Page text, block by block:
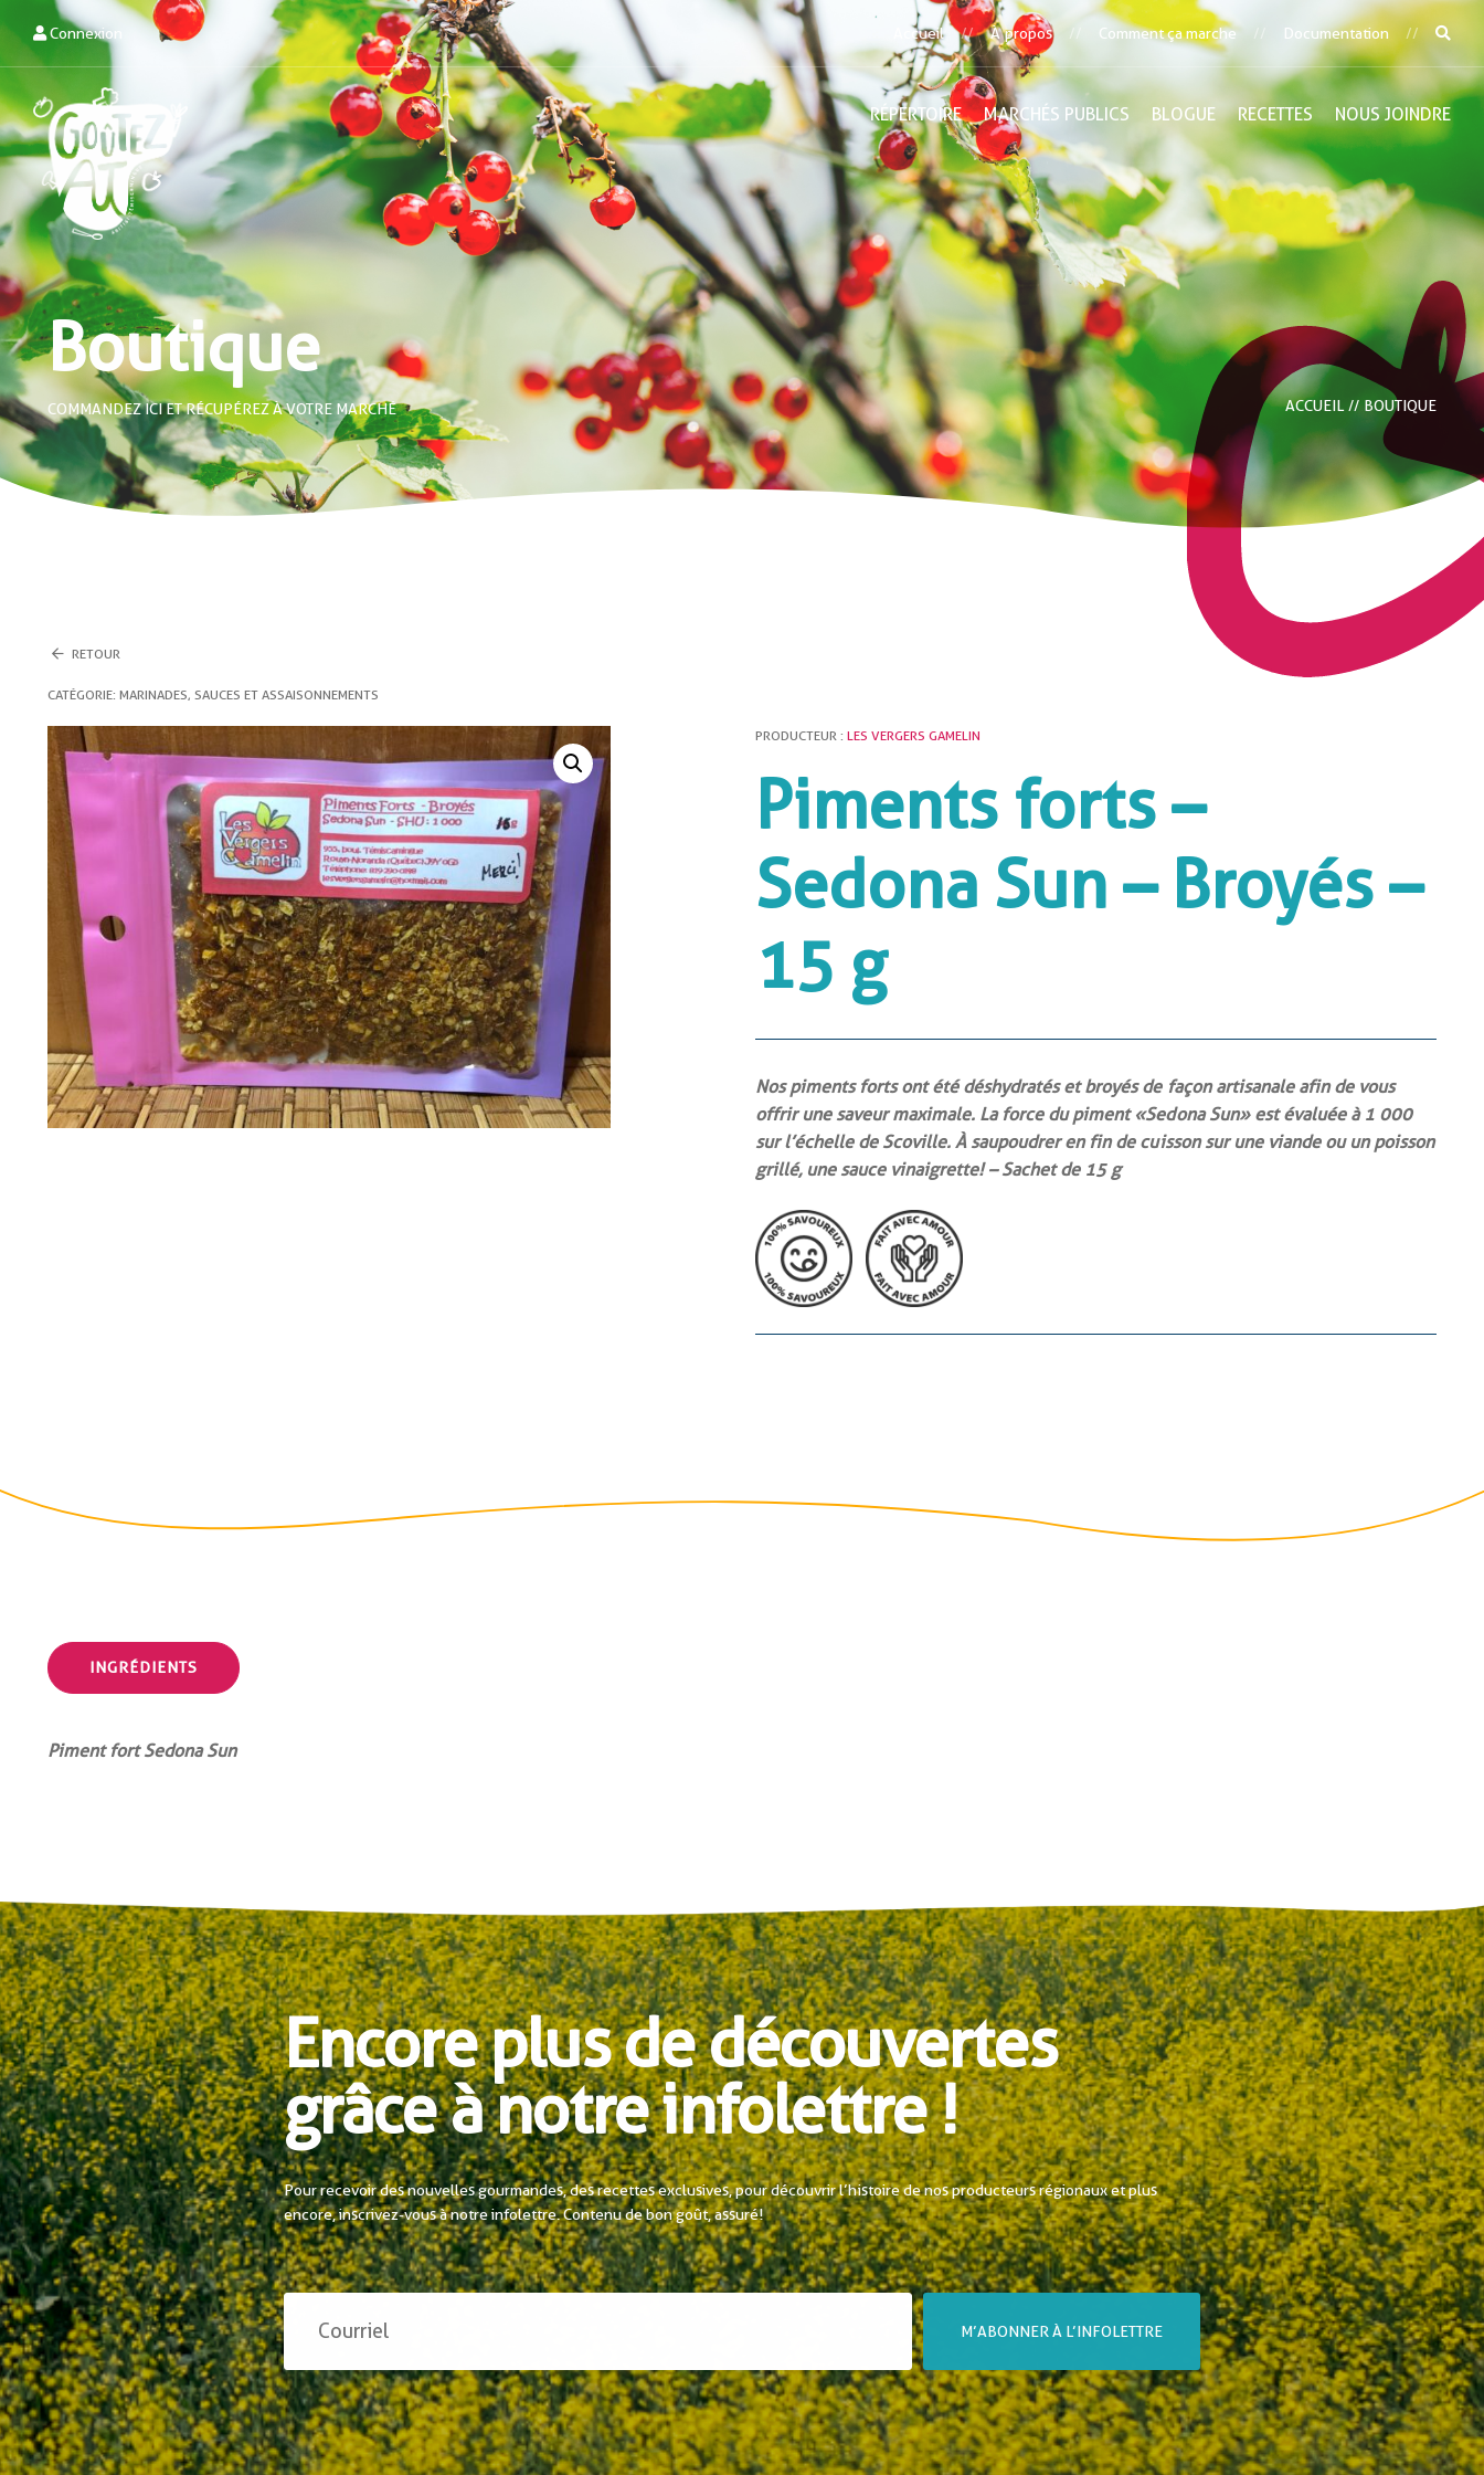
Connexion Accueil À propos Comment ça marche Documentation
RÉPERTOIRE MARCHÉS PUBLICS BLOGUE RECETTES NOUS JOINDRE
Boutique
COMMANDEZ ICI ET RÉCUPÉREZ À VOTRE MARCHÉ ACCUEIL // BOUTIQUE
RETOUR
CATÉGORIE :MARINADES, SAUCES ET ASSAISONNEMENTS
PRODUCTEUR :LES VERGERS GAMELIN
Piments forts –
Sedona Sun – Broyés –
15 g
Nos piments forts ont été déshydratés et broyés de façon artisanale afin de vous
offrir une saveur maximale. La force du piment « Sedona Sun » est évaluée à 1 000
sur l’échelle de Scoville. À saupoudrer en fin de cuisson sur une viande ou un poisson
grillé, une sauce vinaigrette! – Sachet de 15 g
INGRÉDIENTS
Piment fort Sedona Sun
Encore plus de découvertes
grâce à notre infolettre !
Pour recevoir des nouvelles gourmandes, des recettes exclusives, pour découvrir l’histoire de nos producteurs régionaux et plus
encore, inscrivez-vous à notre infolettre. Contenu de bon goût, assuré!
M’ABONNER À L’INFOLETTRE